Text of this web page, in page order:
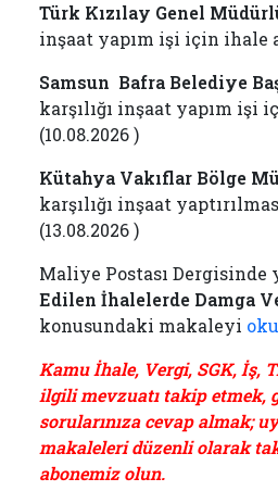
Türk Kızılay Genel
inşaat yapım işi için ihale
Samsun Bafra Belediye
karşılığı inşaat yapım işi
(10.08.2026 )
Kütahya Vakıflar Bölge
karşılığı inşaat
(13.08.2026 )
Maliye Postası Dergisinde
Edilen İhalelerde Damga
konusundaki makaleyi
Kamu İhale, Vergi, SGK, İş,
ilgili mevzuatı takip etmek,
sorularınıza cevap almak;
makaleleri düzenli olarak
abonemiz olun.